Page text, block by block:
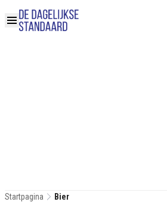
Startpagina Bier